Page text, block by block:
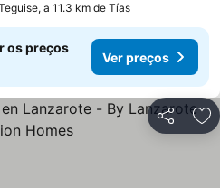
a 11.3 km de Tías
os preços
Ver preços
Partilhar